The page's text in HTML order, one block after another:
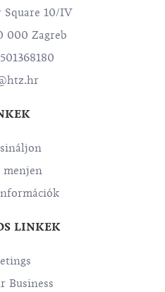
10/IV
000 Zagreb
menjen
LINKEK
Business